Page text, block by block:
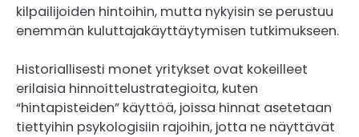
kilpailijoiden hintoihin, mutta nykyisin se perustuu
enemmän kuluttajakäyttäytymisen tutkimukseen.
Historiallisesti monet yritykset ovat kokeilleet
erilaisia hinnoittelustrategioita, kuten
“hintapisteiden” käyttöä, joissa hinnat asetetaan
tiettyihin psykologisiin rajoihin, jotta ne näyttävät